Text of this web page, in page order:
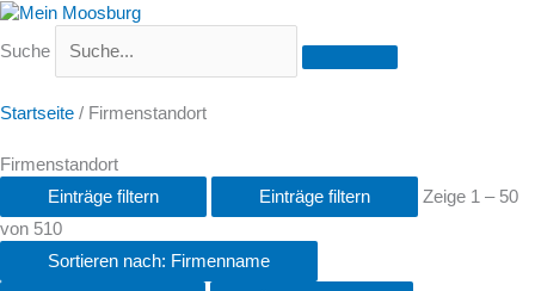
Suche
Startseite / Firmenstandort
Firmenstandort
Einträge filtern
Einträge filtern
Zeige 1 – 50
von 510
Sortieren nach: Firmenname